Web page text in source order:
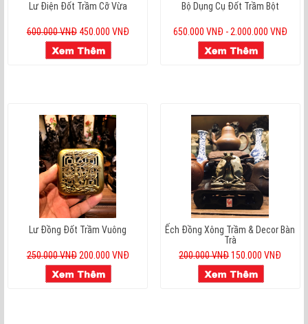
Lư Điện Đốt Trầm Cỡ Vừa
600.000 VNĐ 450.000 VNĐ
Bộ Dụng Cụ Đốt Trầm Bột
650.000 VNĐ - 2.000.000 VNĐ
Lư Đồng Đốt Trầm Vuông
250.000 VNĐ 200.000 VNĐ
Ếch Đồng Xông Trầm & Decor Bàn
Trà
200.000 VNĐ150.000 VNĐ